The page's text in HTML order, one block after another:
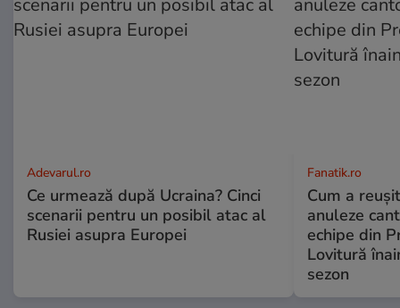
Adevarul.ro
Ce urmează după Ucraina? Cinci
scenarii pentru un posibil atac al
Rusiei asupra Europei
Fanatik.ro
Cum a
anuleze
echipe din
Lovitură
sezon